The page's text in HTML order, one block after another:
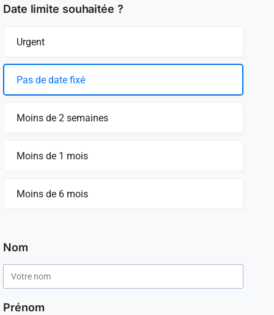
Date limite souhaitée ?
Urgent
Pas de date fixé
Moins de 2 semaines
Moins de 1 mois
Moins de 6 mois
Nom
Prénom